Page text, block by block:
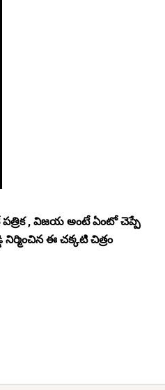
, విజయ అంటే ఏంటో చెప్పే
ఈ చక్కటి చిత్రం